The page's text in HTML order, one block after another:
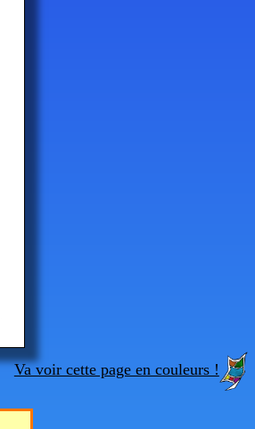
Va voir cette page en couleurs !